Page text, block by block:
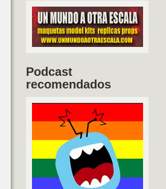
Podcast
recomendados